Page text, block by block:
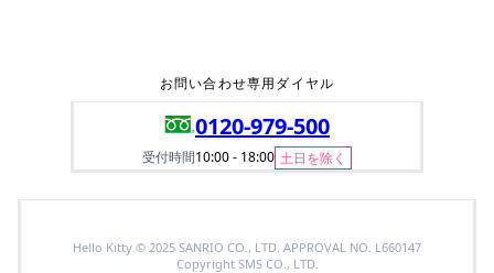
お問い合わせ専用ダイヤル
0120-979-500
受付時間10:00 - 18:00 土日を除く
Hello Kitty © 2025 SANRIO CO., LTD. APPROVAL NO. L660147
Copyright SMS CO., LTD.